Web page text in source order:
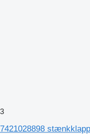
3
7421028898